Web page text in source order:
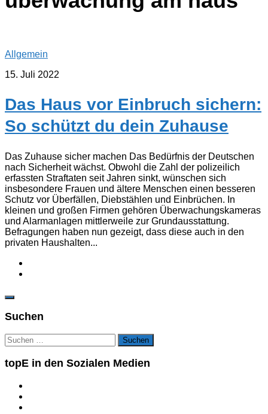
Allgemein
15. Juli 2022
Das Haus vor Einbruch sichern:
So schützt du dein Zuhause
Das Zuhause sicher machen Das Bedürfnis der Deutschen
nach Sicherheit wächst. Obwohl die Zahl der polizeilich
erfassten Straftaten seit Jahren sinkt, wünschen sich
insbesondere Frauen und ältere Menschen einen besseren
Schutz vor Überfällen, Diebstählen und Einbrüchen. In
kleinen und großen Firmen gehören Überwachungskameras
und Alarmanlagen mittlerweile zur Grundausstattung.
Befragungen haben nun gezeigt, dass diese auch in den
privaten Haushalten...
Suchen
Suchen
nach:
topE in den Sozialen Medien